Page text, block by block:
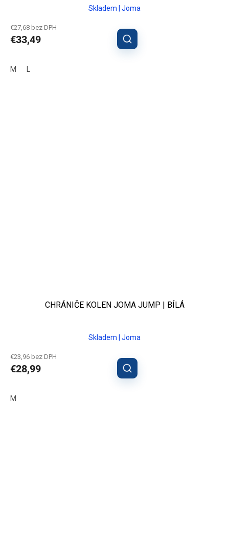
Skladem | Joma
€27,68 bez DPH
€33,49
M
CHRÁNIČE KOLEN JOMA JUMP | BÍLÁ
Skladem | Joma
€23,96 bez DPH
€28,99
M